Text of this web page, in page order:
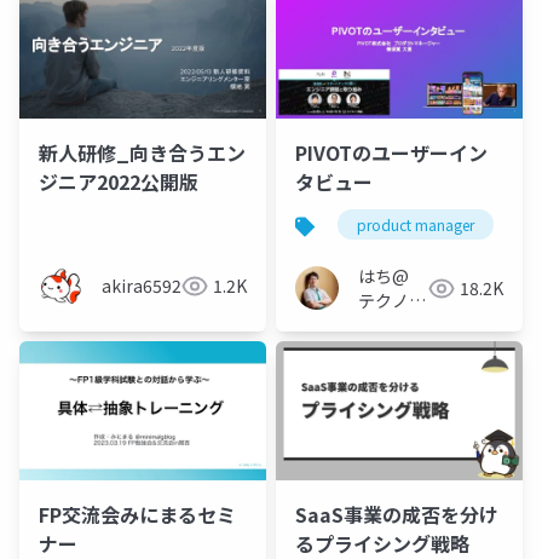
新人研修_向き合うエン
ジニア2022公開版
akira6592 1.2K
PIVOTのユーザーイン
タビュー
product manager
はち@
テクノロ
ィア
18.2K
FP交流会みにまるセミ
ナー
SaaS事業の成否を分け
るプライシング戦略